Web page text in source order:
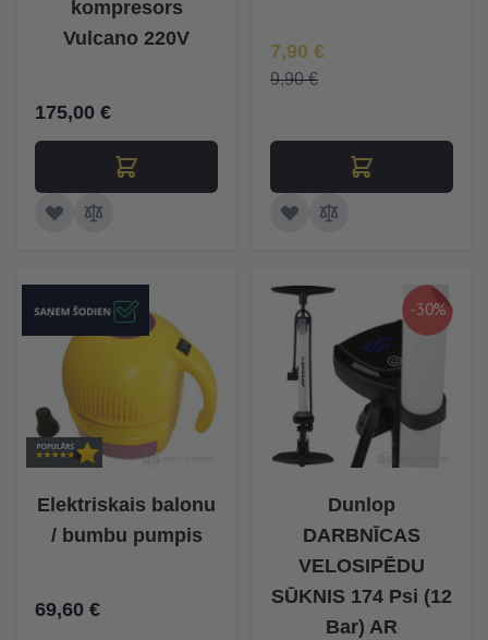
kompresors
Vulcano 220V
175,00 €
Īpaša Cena
7,90 €
9,90 €
Elektriskais balonu
/ bumbu pumpis
69,60 €
-30%
Dunlop
DARBNĪCAS
VELOSIPĒDU
SŪKNIS 174 Psi (12
Bar) AR